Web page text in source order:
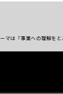
マは「事業への理解をと